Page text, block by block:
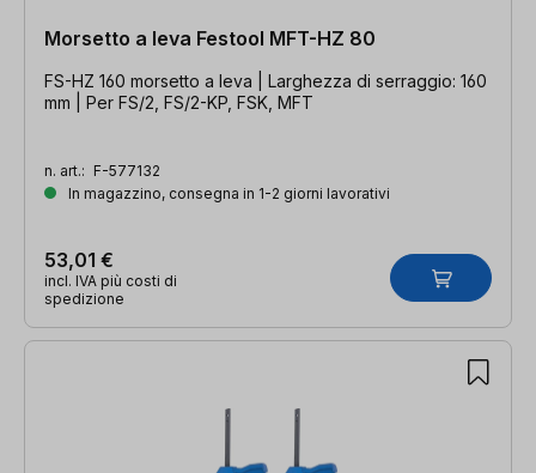
Morsetto a leva Festool MFT-HZ 80
FS-HZ 160 morsetto a leva | Larghezza di serraggio: 160
mm | Per FS/2, FS/2-KP, FSK, MFT
n. art.: F-577132
In magazzino, consegna in 1-2 giorni lavorativi
53,01 €
incl. IVA più costi di
spedizione